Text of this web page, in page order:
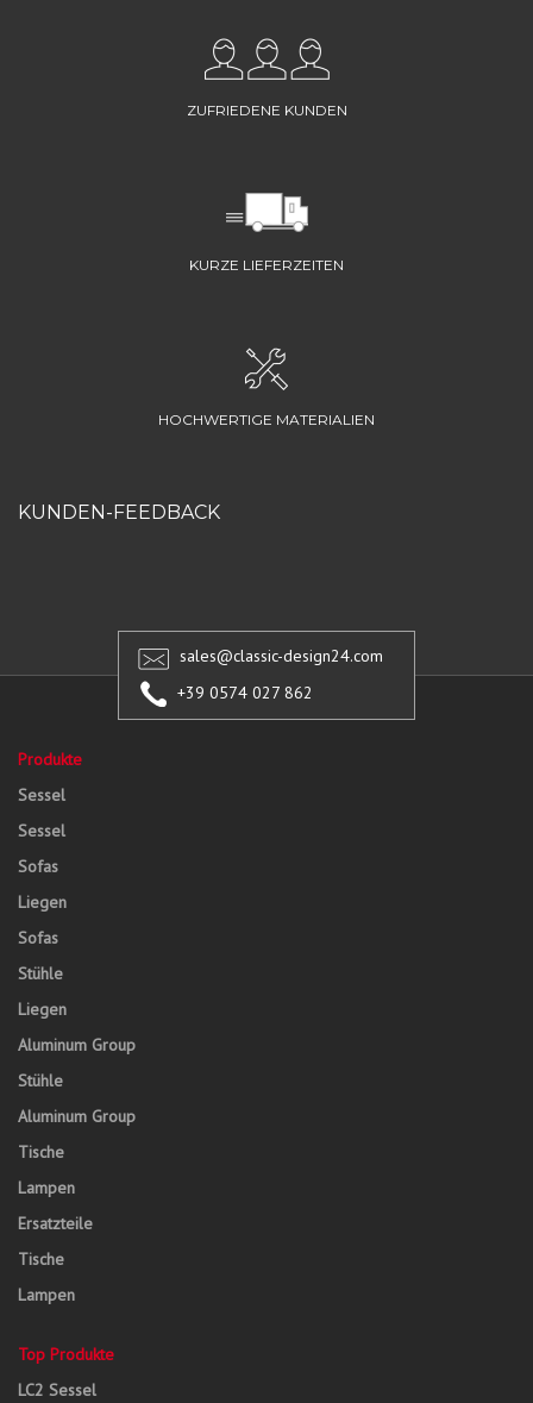
ZUFRIEDENE KUNDEN
KURZE LIEFERZEITEN
HOCHWERTIGE MATERIALIEN
KUNDEN-FEEDBACK
sales@classic-design24.com
+39 0574 027 862
Produkte
Sessel
Sessel
Sofas
Liegen
Sofas
Stühle
Liegen
Aluminum Group
Stühle
Aluminum Group
Tische
Lampen
Ersatzteile
Tische
Lampen
Top Produkte
LC2 Sessel